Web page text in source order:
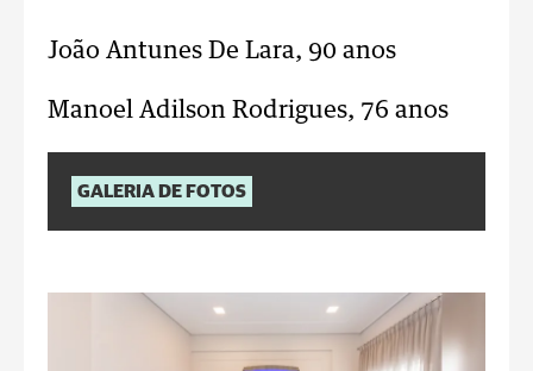
João Antunes De Lara, 90 anos
Manoel Adilson Rodrigues, 76 anos
GALERIA DE FOTOS